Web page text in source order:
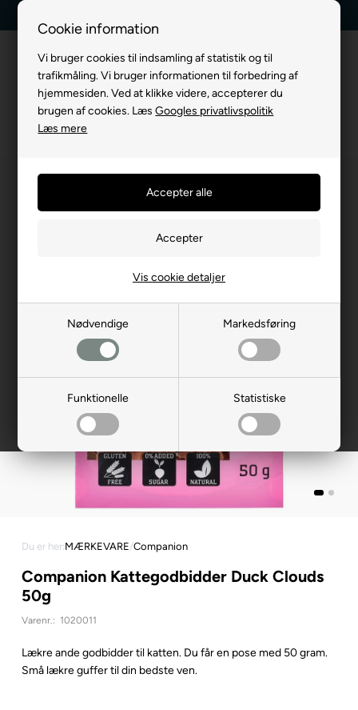
Cookie information
Vi bruger cookies til indsamling af statistik og til
trafikmåling. Vi bruger informationen til forbedring af
hjemmesiden. Ved at klikke videre, accepterer du
brugen af cookies. LæsGoogles privatlivspolitik
Læs mere
Nødvendige Markedsføring
Funktionelle Statistiske
Vis cookie detaljer
Du er her:MÆRKEVARE/Companion
Companion Kattegodbidder Duck Clouds
50g
Varenr.: 1020011
Lækre ande godbidder til katten. Du får en pose med 50 gram.
Små lækre guffer til din bedste ven.